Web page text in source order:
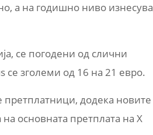
а на годишно ниво изнесува
се погодени од слични
се зголеми од 16 на 21 евро.
додека новите
основната претплата на X